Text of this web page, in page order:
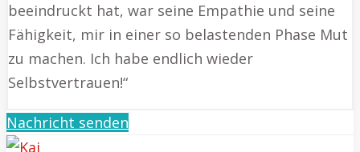
beeindruckt hat, war seine Empathie und seine
Fähigkeit, mir in einer so belastenden Phase Mut
zu machen. Ich habe endlich wieder
Selbstvertrauen!“
Nachricht senden